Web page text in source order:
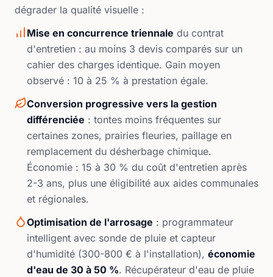
dégrader la qualité visuelle :
Mise en concurrence triennale du contrat
d'entretien : au moins 3 devis comparés sur un
cahier des charges identique. Gain moyen
observé : 10 à 25 % à prestation égale.
Conversion progressive vers la gestion
différenciée : tontes moins fréquentes sur
certaines zones, prairies fleuries, paillage en
remplacement du désherbage chimique.
Économie : 15 à 30 % du coût d'entretien après
2-3 ans, plus une éligibilité aux aides communales
et régionales.
Optimisation de l'arrosage : programmateur
intelligent avec sonde de pluie et capteur
d'humidité (300-800 € à l'installation), économie
d'eau de 30 à 50 %. Récupérateur d'eau de pluie